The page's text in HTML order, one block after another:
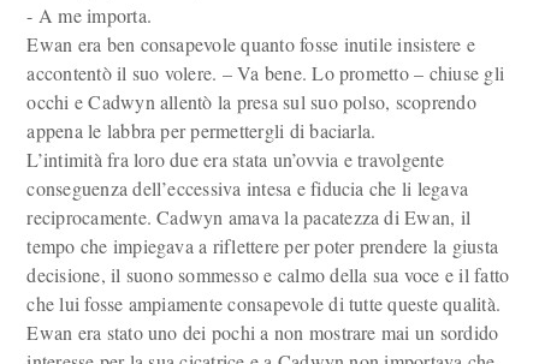
- A me importa.
Ewan era ben consapevole quanto fosse inutile insistere e
accontentò il suo volere. – Va bene. Lo prometto – chiuse gli
occhi e Cadwyn allentò la presa sul suo polso, scoprendo
appena le labbra per permettergli di baciarla.
L’intimità fra loro due era stata un’ovvia e travolgente
conseguenza dell’eccessiva intesa e fiducia che li legava
reciprocamente. Cadwyn amava la pacatezza di Ewan, il
tempo che impiegava a riflettere per poter prendere la giusta
decisione, il suono sommesso e calmo della sua voce e il fatto
che lui fosse ampiamente consapevole di tutte queste qualità.
Ewan era stato uno dei pochi a non mostrare mai un sordido